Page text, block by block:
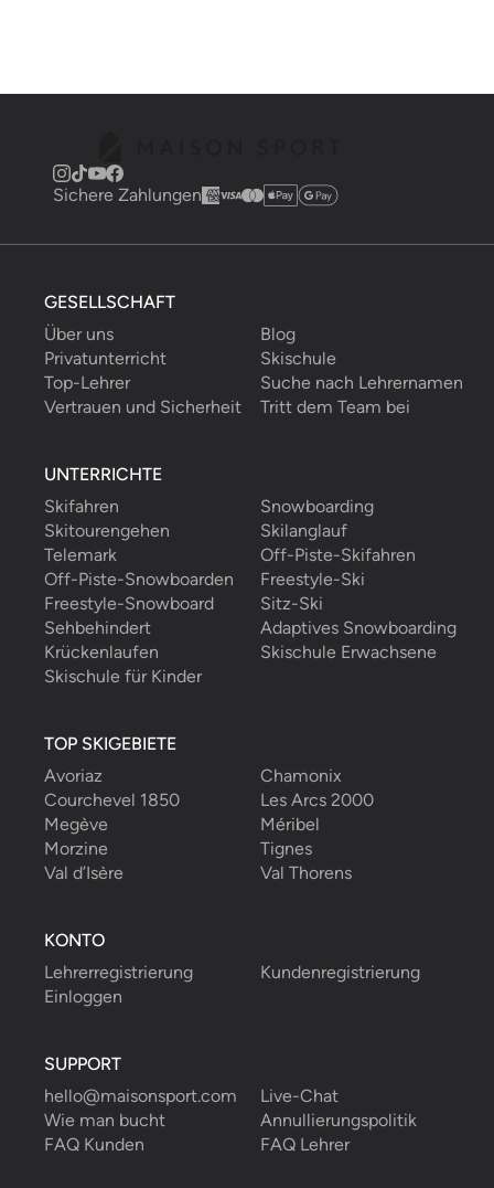
Sichere Zahlungen
GESELLSCHAFT
Über uns
Blog
Privatunterricht
Skischule
Top-Lehrer
Suche nach Lehrernamen
Vertrauen und Sicherheit
Tritt dem Team bei
UNTERRICHTE
Skifahren
Snowboarding
Skitourengehen
Skilanglauf
Telemark
Off-Piste-Skifahren
Off-Piste-Snowboarden
Freestyle-Ski
Freestyle-Snowboard
Sitz-Ski
Sehbehindert
Adaptives Snowboarding
Krückenlaufen
Skischule Erwachsene
Skischule für Kinder
TOP SKIGEBIETE
Avoriaz
Chamonix
Courchevel 1850
Les Arcs 2000
Megève
Méribel
Morzine
Tignes
Val d’Isère
Val Thorens
KONTO
Lehrerregistrierung
Kundenregistrierung
Einloggen
SUPPORT
hello@maisonsport.com
Live-Chat
Wie man bucht
Annullierungspolitik
FAQ Kunden
FAQ Lehrer